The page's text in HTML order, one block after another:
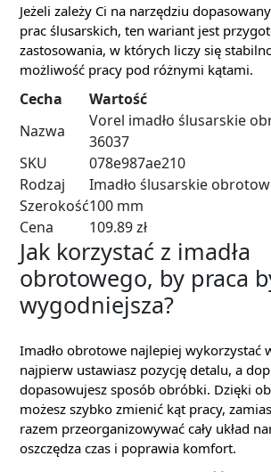
Jeżeli zależy Ci na narzędziu
prac ślusarskich, ten wariant jest
zastosowania, w których liczy się
możliwość pracy pod różnymi kątami.
Cecha
Wartość
Nazwa
Vorel imadło ślusarskie
36037
SKU
078e987ae210
Rodzaj
Imadło ślusarskie
Szerokość100 mm
Cena
109.89 zł
Jak korzystać z imadła
obrotowego, by praca
wygodniejsza?
Imadło obrotowe najlepiej wykorzystać
najpierw ustawiasz pozycję detalu, a
dopasowujesz sposób obróbki. Dzięki
możesz szybko zmienić kąt pracy,
razem przeorganizowywać cały układ
oszczędza czas i poprawia komfort.